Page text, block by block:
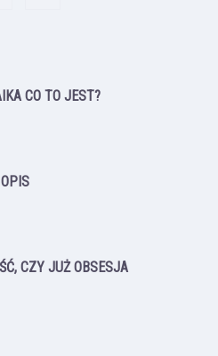
CO TO JEST?
CZY JUŻ OBSESJA